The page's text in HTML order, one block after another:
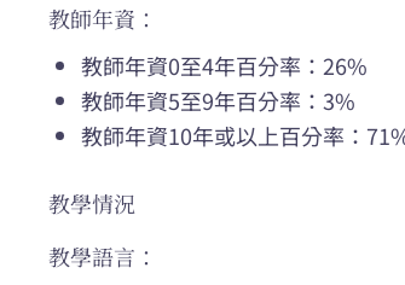
教師年資：
教師年資0至4年百分率：26%
教師年資5至9年百分率：3%
教師年資10年或以上百分率：
教學情況
教學語言：